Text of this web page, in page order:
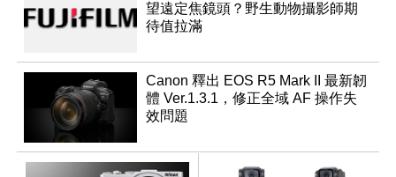
望遠定焦鏡頭？野生動物攝影師期
待值拉滿
Canon 釋出 EOS R5 Mark II 最新韌
體 Ver.1.3.1，修正全域 AF 操作失
效問題